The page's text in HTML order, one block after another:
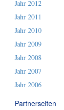
Jahr 2012
Jahr 2011
Jahr 2010
Jahr 2009
Jahr 2008
Jahr 2007
Jahr 2006
Partnerseiten